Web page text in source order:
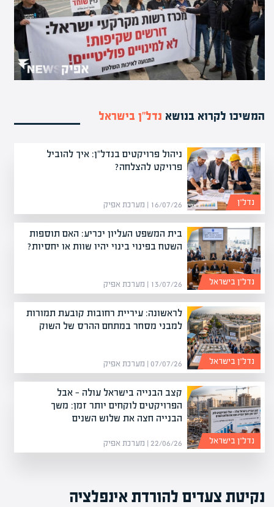
המשיכו לקרוא בנושא נדל”ן בישראל
ניהול פרויקטים בנדל"ן: איך להוביל
פרויקט להצלחה?
16/07/26 | מערכת אפיק נדל”ן
בית המשפט העליון יכריע: האם תוספות
השטח בפינוי בינוי יהיו שוות או יחסיות?
13/07/26 | מערכת אפיק נדל”ן בישראל
לראשונה: עיריית רחובות קובעת תמורות
למבני מסחר במתחם ההרס של השוק
07/07/26 | מערכת אפיק נדל”ן בישראל
קצב הבנייה בישראל עולה — אבל
הפרויקטים לוקחים יותר זמן: משך
הבנייה חצה את שלוש השנים
22/06/26 | מערכת אפיק נדל”ן בישראל
נקיטת צעדים להורדת אינפלציה